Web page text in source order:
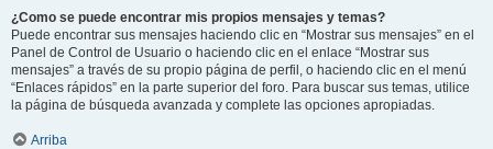
¿Como se puede encontrar mis propios mensajes y temas?
Puede encontrar sus mensajes haciendo clic en “Mostrar sus mensajes” en el
Panel de Control de Usuario o haciendo clic en el enlace “Mostrar sus
mensajes” a través de su propio página de perfil, o haciendo clic en el menú
“Enlaces rápidos” en la parte superior del foro. Para buscar sus temas, utilice
la página de búsqueda avanzada y complete las opciones apropiadas.
Arriba